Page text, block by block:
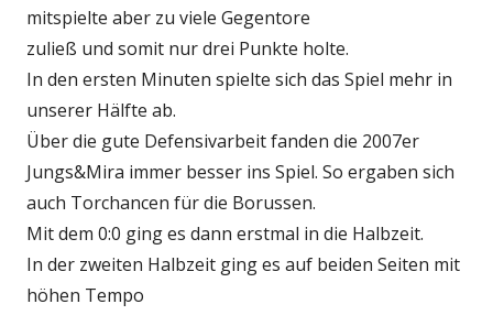
mitspielte aber zu viele Gegentore
zuließ und somit nur drei Punkte holte.
In den ersten Minuten spielte sich das Spiel mehr in
unserer Hälfte ab.
Über die gute Defensivarbeit fanden die 2007er
Jungs&Mira immer besser ins Spiel. So ergaben sich
auch Torchancen für die Borussen.
Mit dem 0:0 ging es dann erstmal in die Halbzeit.
In der zweiten Halbzeit ging es auf beiden Seiten mit
höhen Tempo